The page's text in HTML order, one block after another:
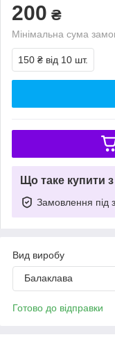
200 ₴
Мінімальна сума
150 ₴ від 10 шт.
Що таке купити
Замовлення під
Вид виробу
Балаклава
Готово до відправки